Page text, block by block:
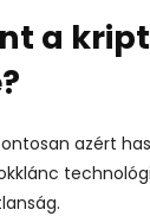
a
azért